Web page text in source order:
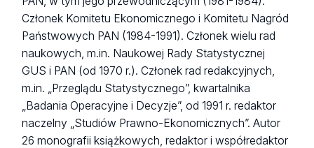
Członek Komitetu Ekonomicznego i Komitetu Nagród
Państwowych PAN (1984-1991). Członek wielu rad
naukowych, m.in. Naukowej Rady Statystycznej
GUS i PAN (od 1970 r.). Członek rad redakcyjnych,
m.in. „Przeglądu Statystycznego”, kwartalnika
„Badania Operacyjne i Decyzje”, od 1991 r. redaktor
naczelny „Studiów Prawno-Ekonomicznych”. Autor
26 monografii książkowych, redaktor i współredaktor